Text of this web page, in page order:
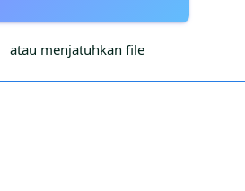
atau menjatuhkan file